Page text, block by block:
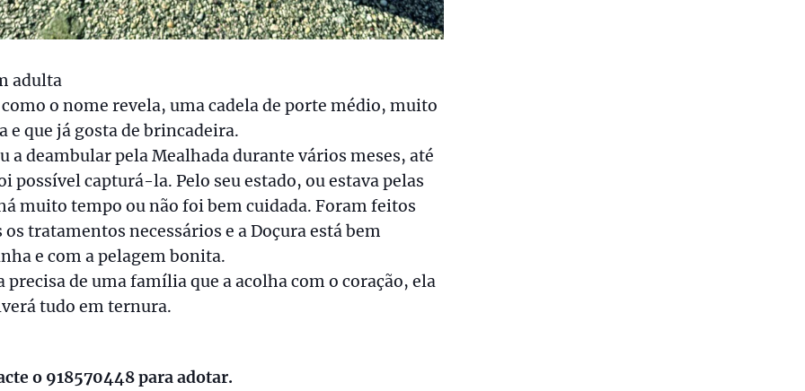
adulta
o nome revela, uma cadela de porte médio, muito
e que já gosta de brincadeira.
a deambular pela Mealhada durante vários meses, até
possível capturá-la. Pelo seu estado, ou estava pelas
muito tempo ou não foi bem cuidada. Foram feitos
os tratamentos necessários e a Doçura está bem
e com a pelagem bonita.
precisa de uma família que a acolha com o coração, ela
tudo em ternura.
o 918570448 para adotar.